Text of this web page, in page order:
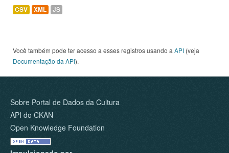
CSV XML JS
Você também pode ter acesso a esses registros usando a API (veja
Documentação da API).
Sobre Portal de Dados da Cultura
API do CKAN
Open Knowledge Foundation